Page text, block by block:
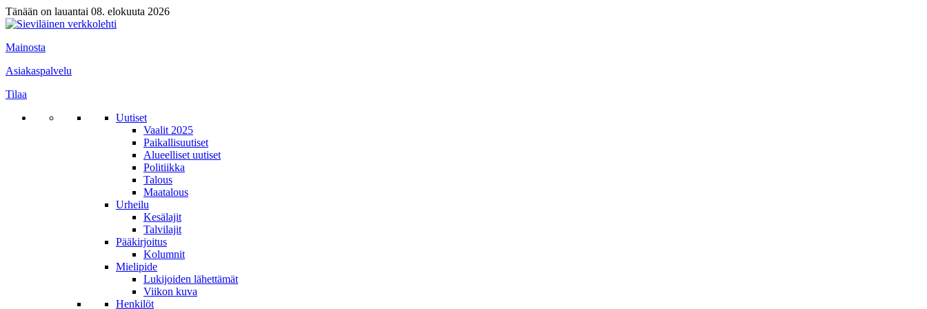
Tänään on lauantai 08. elokuuta 2026
Mainosta
Asiakaspalvelu
Tilaa
Uutiset
Vaalit 2025
Paikallisuutiset
Alueelliset uutiset
Politiikka
Talous
Maatalous
Urheilu
Kesälajit
Talvilajit
Pääkirjoitus
Kolumnit
Mielipide
Lukijoiden lähettämät
Viikon kuva
Henkilöt